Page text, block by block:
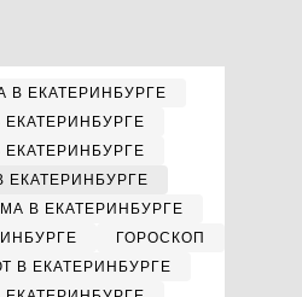
В ЕКАТЕРИНБУРГЕ
ЕКАТЕРИНБУРГЕ
ЕКАТЕРИНБУРГЕ
В ЕКАТЕРИНБУРГЕ
ГОРОСКОП
В ЕКАТЕРИНБУРГЕ